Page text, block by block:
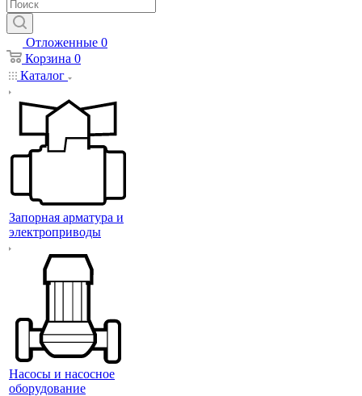
Отложенные 0
Корзина 0
Каталог
Запорная арматура и
электроприводы
Насосы и насосное
оборудование